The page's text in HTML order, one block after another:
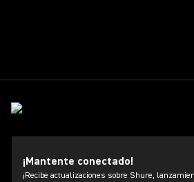
¡Mantente conectado!
¡Recibe actualizaciones sobre Shure,